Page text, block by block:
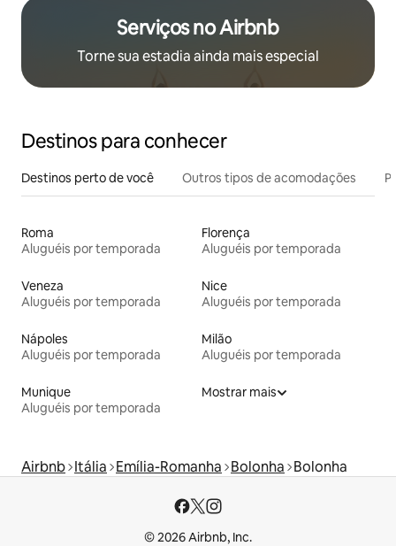
Serviços no Airbnb
Torne sua estadia ainda mais especial
Destinos para conhecer
Destinos perto de você Outros tipos de acomodações
Roma
Aluguéis por temporada
Florença
Aluguéis por temporada
Veneza
Aluguéis por temporada
Nice
Aluguéis por temporada
Nápoles
Aluguéis por temporada
Milão
Aluguéis por temporada
Munique
Aluguéis por temporada
Mostrar mais
Airbnb Itália Emília-Romanha Bolonha Bolonha
© 2026 Airbnb, Inc.